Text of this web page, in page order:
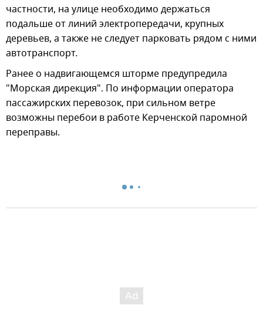
частности, на улице необходимо держаться
подальше от линий электропередачи, крупных
деревьев, а также не следует парковать рядом с ними
автотранспорт.
Ранее о надвигающемся шторме предупредила
"Морская дирекция". По информации оператора
пассажирских перевозок, при сильном ветре
возможны перебои в работе Керченской паромной
переправы.